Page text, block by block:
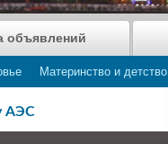
Материнство и детство
объявлений
АЭС